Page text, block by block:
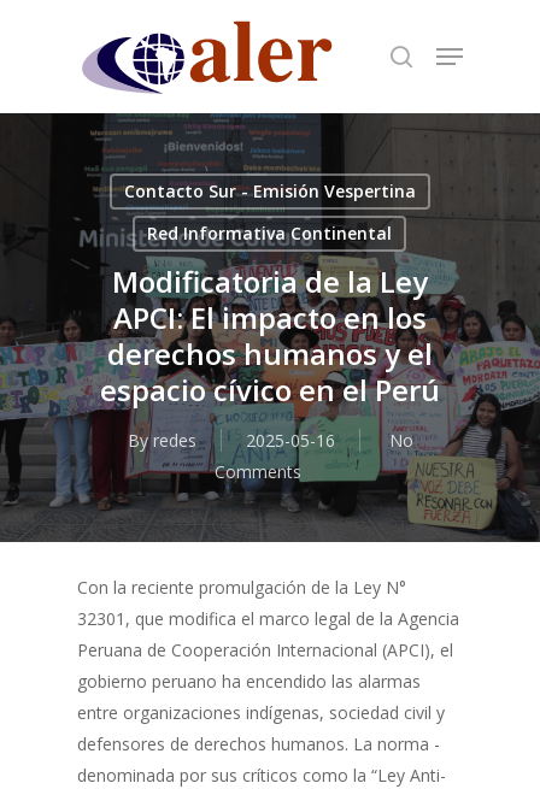
content
Contacto Sur - Emisión Vespertina
Red Informativa Continental
Modificatoria de la Ley
APCI: El impacto en los
derechos humanos y el
espacio cívico en el Perú
By redes 2025-05-16
No
Comments
Con la reciente promulgación de la Ley N°
32301, que modifica el marco legal de la Agencia
Peruana de Cooperación Internacional (APCI), el
gobierno peruano ha encendido las alarmas
entre organizaciones indígenas, sociedad civil y
defensores de derechos humanos. La norma -
denominada por sus críticos como la “Ley Anti-